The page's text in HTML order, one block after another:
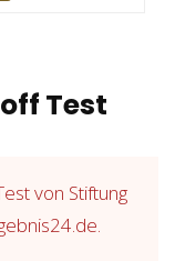
Test
von Stiftung